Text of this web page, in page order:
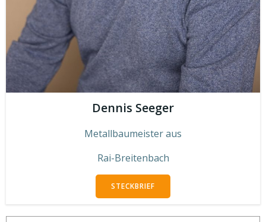
Dennis Seeger
Metallbaumeister aus
Rai-Breitenbach
STECKBRIEF